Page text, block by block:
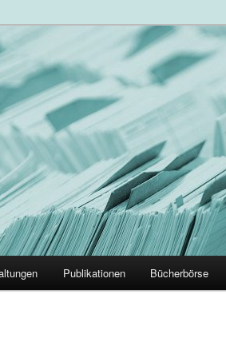
Arno Schmidt
Publikationen Bücherbörse